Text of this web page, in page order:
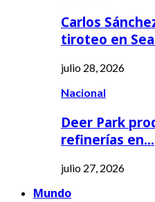
Carlos
tiroteo en
julio 28, 2026
Nacional
Deer Park
refinerías en…
julio 27, 2026
Mundo